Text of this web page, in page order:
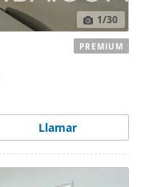
1/30
Llamar
PREMIUM